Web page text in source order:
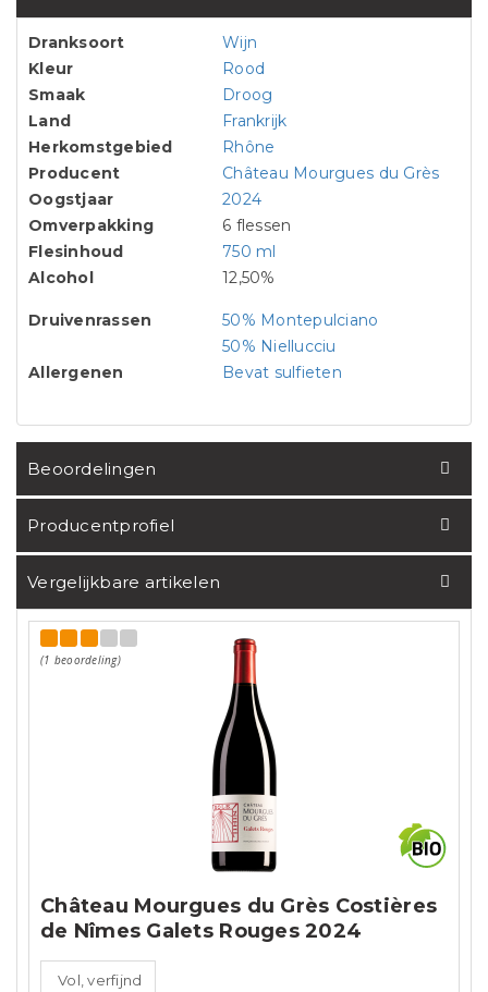
Dranksoort
Wijn
Kleur
Rood
Smaak
Droog
Land
Frankrijk
Herkomstgebied
Rhône
Producent
Château Mourgues du Grès
Oogstjaar
2024
Omverpakking
6 flessen
Flesinhoud
750 ml
Alcohol
12,50%
Druivenrassen
50% Montepulciano
50% Niellucciu
Allergenen
Bevat sulfieten
Beoordelingen
Producentprofiel
Vergelijkbare artikelen
(1 beoordeling)
Château Mourgues du Grès Costières
de Nîmes Galets Rouges 2024
Vol, verfijnd